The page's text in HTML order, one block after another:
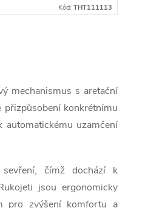
Kód: THT111113
mechanismus s aretační
konkrétnímu
uzamčení
čímž dochází k
jsou ergonomicky
pro zvýšení komfortu a